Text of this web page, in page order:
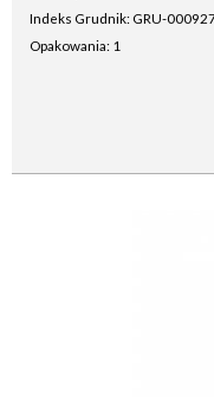
Indeks Grudnik: GRU-
Opakowania: 1